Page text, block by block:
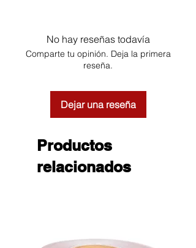
No hay reseñas todavía
Comparte tu opinión. Deja la primera
reseña.
Dejar una reseña
Productos
relacionados